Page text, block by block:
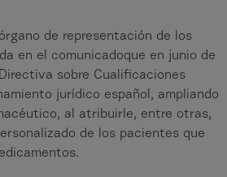
de representación de los
en el comunicadoque en junio de
sobre Cualificaciones
jurídico español, ampliando
al atribuirle, entre otras,
de los pacientes que